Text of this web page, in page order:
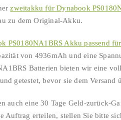
zweitakku für Dynabook
zu dem Original-Akku.
PS0180NA1BRS Akku passend
von 4936mAh und eine
Batterien bieten wir eine
getestet, bevor sie dem Versand
auch eine 30 Tage Geld-zurück-
Auftrag erteilen, stellen Sie bitte